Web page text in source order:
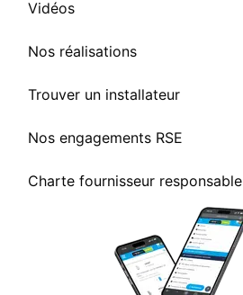
Vidéos
Nos réalisations
Trouver un installateur
Nos engagements RSE
Charte fournisseur responsable